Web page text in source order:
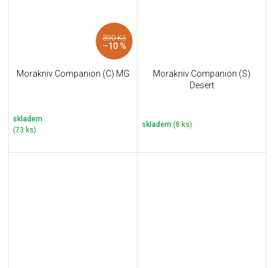
390 Kč
–10 %
Morakniv Companion (C) MG
skladem
(73 ks)
Morakniv Companion (S)
Desert
skladem (8 ks)